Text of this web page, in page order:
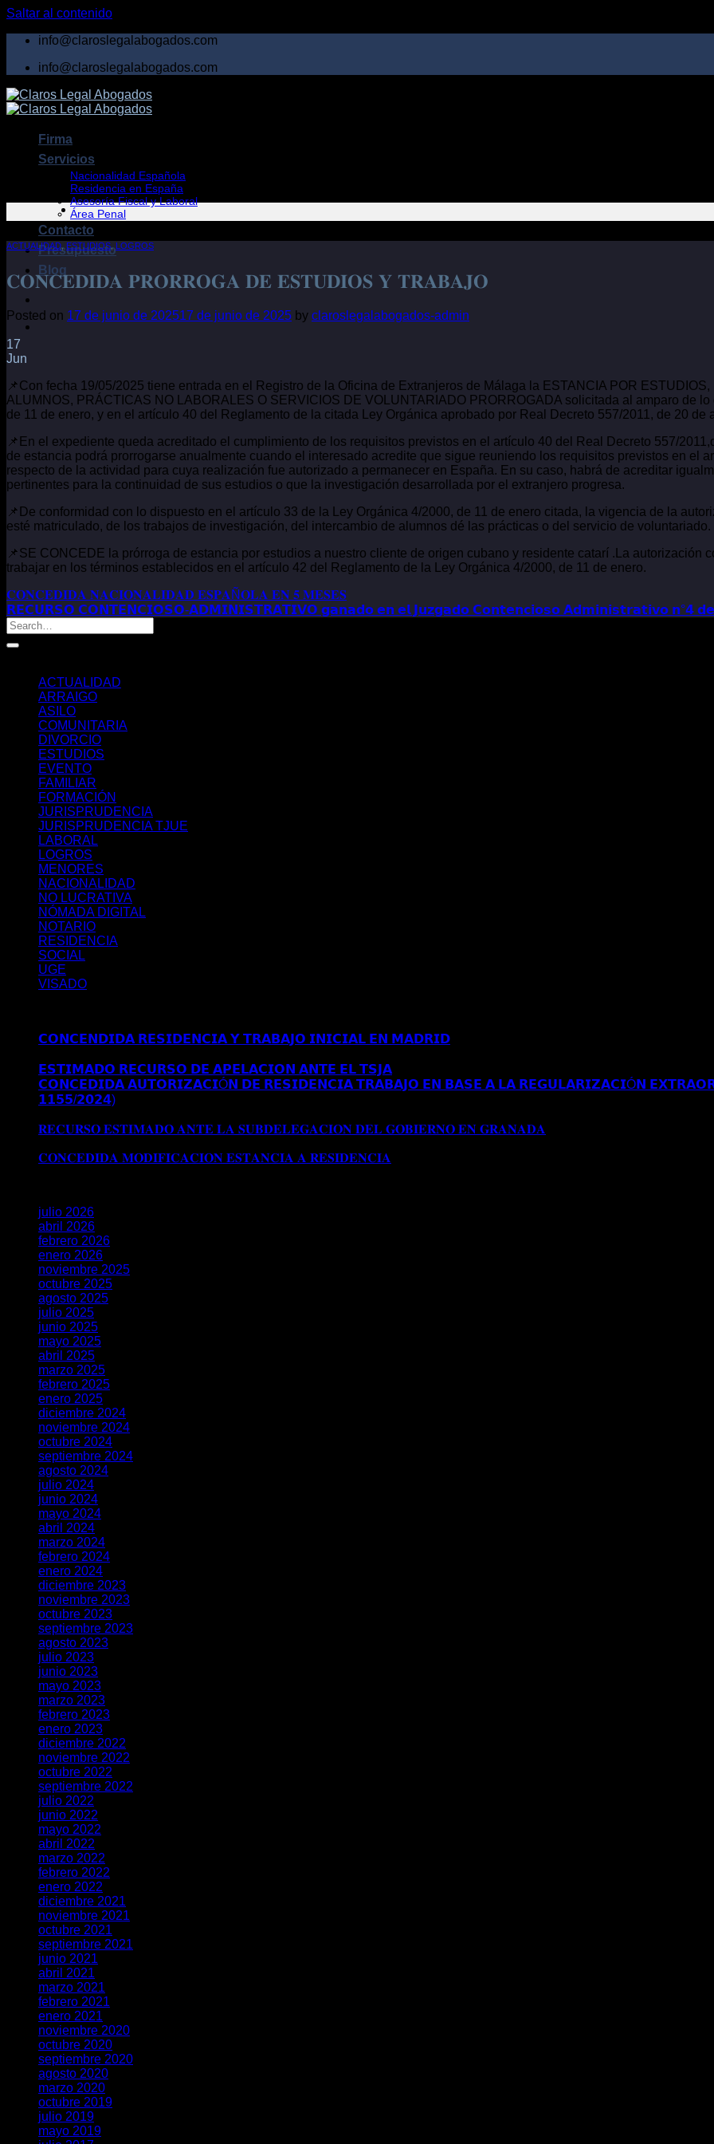
Saltar al contenido
info@claroslegalabogados.com
info@claroslegalabogados.com
Firma
Servicios
Nacionalidad Española
Residencia en España
Asesoría Fiscal y Laboral
Área Penal
Contacto
Presupuesto
Blog
ACTUALIDAD, ESTUDIOS, LOGROS
𝐂𝐎𝐍𝐂𝐄𝐃𝐈𝐃𝐀 𝐏𝐑𝐎𝐑𝐑𝐎𝐆𝐀 𝐃𝐄 𝐄𝐒𝐓𝐔𝐃𝐈𝐎𝐒 𝐘 𝐓𝐑𝐀𝐁𝐀𝐉𝐎
Posted on 17 de junio de 202517 de junio de 2025 by claroslegalabogados-admin
17
Jun
📌Con fecha 19/05/2025 tiene entrada en el Registro de la Oficina de Extranjeros de Málaga la ESTANCIA POR
ALUMNOS, PRÁCTICAS NO LABORALES O SERVICIOS DE VOLUNTARIADO PRORROGADA solicitada al amparo de
de 11 de enero, y en el artículo 40 del Reglamento de la citada Ley Orgánica aprobado por Real Decreto 557/2011, de 20 de
📌En el expediente queda acreditado el cumplimiento de los requisitos previstos en el artículo 40 del Real Decreto 557/
de estancia podrá prorrogarse anualmente cuando el interesado acredite que sigue reuniendo los requisitos previstos en el
respecto de la actividad para cuya realización fue autorizado a permanecer en España. En su caso, habrá de acreditar
pertinentes para la continuidad de sus estudios o que la investigación desarrollada por el extranjero progresa.
📌De conformidad con lo dispuesto en el artículo 33 de la Ley Orgánica 4/2000, de 11 de enero citada, la vigencia de la
esté matriculado, de los trabajos de investigación, del intercambio de alumnos dé las prácticas o del servicio de voluntariado.
📌SE CONCEDE la prórroga de estancia por estudios a nuestro cliente de origen cubano y residente catarí .La autorización
trabajar en los términos establecidos en el artículo 42 del Reglamento de la Ley Orgánica 4/2000, de 11 de enero.
𝐂𝐎𝐍𝐂𝐄𝐃𝐈𝐃𝐀 𝐍𝐀𝐂𝐈𝐎𝐍𝐀𝐋𝐈𝐃𝐀𝐃 𝐄𝐒𝐏𝐀Ñ𝐎𝐋𝐀 𝐄𝐍 𝟓 𝐌𝐄𝐒𝐄𝐒
𝗥𝗘𝗖𝗨𝗥𝗦𝗢 𝗖𝗢𝗡𝗧𝗘𝗡𝗖𝗜𝗢𝗦𝗢-𝗔𝗗𝗠𝗜𝗡𝗜𝗦𝗧𝗥𝗔𝗧𝗜𝗩𝗢 𝗴𝗮𝗻𝗮𝗱𝗼 𝗲𝗻 𝗲𝗹 𝗝𝘂𝘇𝗴𝗮𝗱𝗼 𝗖𝗼𝗻𝘁𝗲𝗻𝗰𝗶𝗼𝘀𝗼 𝗔𝗱𝗺𝗶𝗻𝗶𝘀𝘁𝗿𝗮𝘁𝗶𝘃𝗼 𝗻°𝟰
ACTUALIDAD
ARRAIGO
ASILO
COMUNITARIA
DIVORCIO
ESTUDIOS
EVENTO
FAMILIAR
FORMACIÓN
JURISPRUDENCIA
JURISPRUDENCIA TJUE
LABORAL
LOGROS
MENORES
NACIONALIDAD
NO LUCRATIVA
NÓMADA DIGITAL
NOTARIO
RESIDENCIA
SOCIAL
UGE
VISADO
𝗖𝗢𝗡𝗖𝗘𝗡𝗗𝗜𝗗𝗔 𝗥𝗘𝗦𝗜𝗗𝗘𝗡𝗖𝗜𝗔 𝗬 𝗧𝗥𝗔𝗕𝗔𝗝𝗢 𝗜𝗡𝗜𝗖𝗜𝗔𝗟 𝗘𝗡 𝗠𝗔𝗗𝗥𝗜𝗗
𝗘𝗦𝗧𝗜𝗠𝗔𝗗𝗢 𝗥𝗘𝗖𝗨𝗥𝗦𝗢 𝗗𝗘 𝗔𝗣𝗘𝗟𝗔𝗖𝗜𝗢𝗡 𝗔𝗡𝗧𝗘 𝗘𝗟 𝗧𝗦𝗝𝗔
𝗖𝗢𝗡𝗖𝗘𝗗𝗜𝗗𝗔 𝗔𝗨𝗧𝗢𝗥𝗜𝗭𝗔𝗖𝗜Ó𝗡 𝗗𝗘 𝗥𝗘𝗦𝗜𝗗𝗘𝗡𝗖𝗜𝗔 𝗧𝗥𝗔𝗕𝗔𝗝𝗢 𝗘𝗡 𝗕𝗔𝗦𝗘 𝗔 𝗟𝗔 𝗥𝗘𝗚𝗨𝗟𝗔𝗥𝗜𝗭𝗔𝗖𝗜Ó𝗡
𝟭𝟭𝟱𝟱/𝟮𝟬𝟮𝟰)
𝐑𝐄𝐂𝐔𝐑𝐒𝐎 𝐄𝐒𝐓𝐈𝐌𝐀𝐃𝐎 𝐀𝐍𝐓𝐄 𝐋𝐀 𝐒𝐔𝐁𝐃𝐄𝐋𝐄𝐆𝐀𝐂𝐈𝐎𝐍 𝐃𝐄𝐋 𝐆𝐎𝐁𝐈𝐄𝐑𝐍𝐎 𝐄𝐍 𝐆𝐑𝐀𝐍𝐀𝐃𝐀
𝐂𝐎𝐍𝐂𝐄𝐃𝐈𝐃𝐀 𝐌𝐎𝐃𝐈𝐅𝐈𝐂𝐀𝐂𝐈𝐎𝐍 𝐄𝐒𝐓𝐀𝐍𝐂𝐈𝐀 𝐀 𝐑𝐄𝐒𝐈𝐃𝐄𝐍𝐂𝐈𝐀
julio 2026
abril 2026
febrero 2026
enero 2026
noviembre 2025
octubre 2025
agosto 2025
julio 2025
junio 2025
mayo 2025
abril 2025
marzo 2025
febrero 2025
enero 2025
diciembre 2024
noviembre 2024
octubre 2024
septiembre 2024
agosto 2024
julio 2024
junio 2024
mayo 2024
abril 2024
marzo 2024
febrero 2024
enero 2024
diciembre 2023
noviembre 2023
octubre 2023
septiembre 2023
agosto 2023
julio 2023
junio 2023
mayo 2023
marzo 2023
febrero 2023
enero 2023
diciembre 2022
noviembre 2022
octubre 2022
septiembre 2022
julio 2022
junio 2022
mayo 2022
abril 2022
marzo 2022
febrero 2022
enero 2022
diciembre 2021
noviembre 2021
octubre 2021
septiembre 2021
junio 2021
abril 2021
marzo 2021
febrero 2021
enero 2021
noviembre 2020
octubre 2020
septiembre 2020
agosto 2020
marzo 2020
octubre 2019
julio 2019
mayo 2019